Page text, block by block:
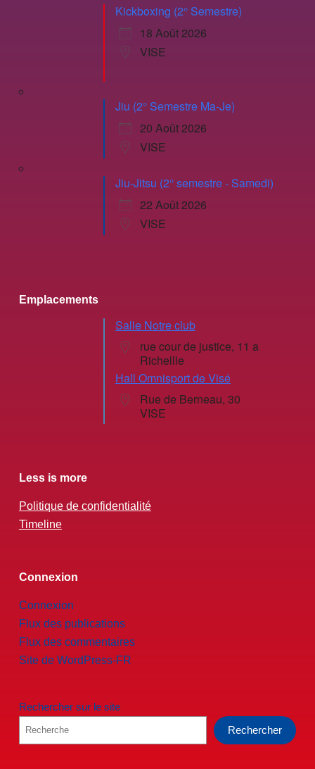
Kickboxing (2° Semestre)
18 Août 2026
VISE
Jiu (2° Semestre Ma-Je)
20 Août 2026
VISE
Jiu-Jitsu (2° semestre - Samedi)
22 Août 2026
VISE
Emplacements
Salle Notre club
rue cour de justice, 11 a
Richellle
Hall Omnisport de Visé
Rue de Berneau, 30
VISE
Less is more
Politique de confidentialité
Timeline
Connexion
Connexion
Flux des publications
Flux des commentaires
Site de WordPress-FR
Rechercher sur le site
Rechercher